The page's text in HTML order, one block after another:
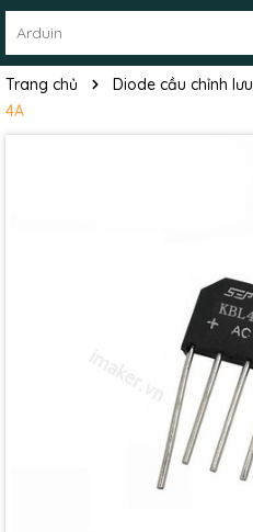
Trang chủ Diode cầu chỉnh lưu
4A